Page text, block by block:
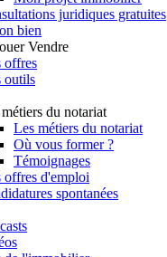
juridiques gratuites
bien
Vendre
offres
outils
du notariat
Les métiers du notariat
Où vous former ?
Témoignages
offres d'emploi
spontanées